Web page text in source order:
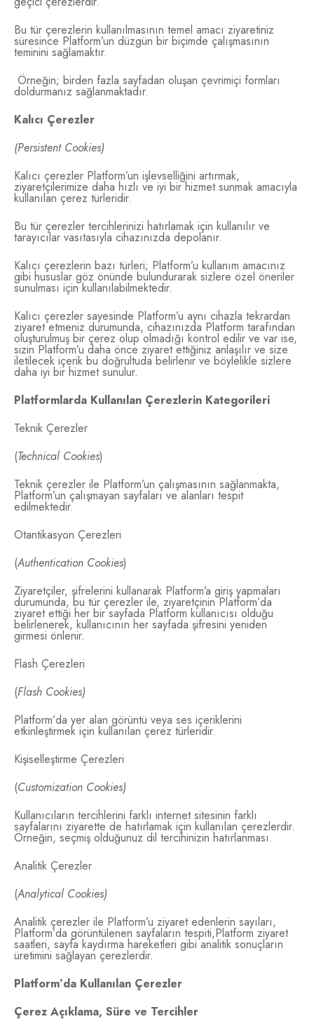
Bu tür çerezlerin kullanılmasının temel amacı ziyaretiniz
süresince Platform’un düzgün bir biçimde çalışmasının
teminini sağlamaktır.
Örneğin; birden fazla sayfadan oluşan çevrimiçi formları
doldurmanız sağlanmaktadır.
Kalıcı Çerezler
(Persistent Cookies)
Kalıcı çerezler Platform’un işlevselliğini artırmak,
ziyaretçilerimize daha hızlı ve iyi bir hizmet sunmak amacıyla
kullanılan çerez türleridir.
Bu tür çerezler tercihlerinizi hatırlamak için kullanılır ve
tarayıcılar vasıtasıyla cihazınızda depolanır.
Kalıcı çerezlerin bazı türleri; Platform’u kullanım amacınız
gibi hususlar göz önünde bulundurarak sizlere özel öneriler
sunulması için kullanılabilmektedir.
Kalıcı çerezler sayesinde Platform’u aynı cihazla tekrardan
ziyaret etmeniz durumunda, cihazınızda Platform tarafından
oluşturulmuş bir çerez olup olmadığı kontrol edilir ve var ise,
sizin Platform’u daha önce ziyaret ettiğiniz anlaşılır ve size
iletilecek içerik bu doğrultuda belirlenir ve böylelikle sizlere
daha iyi bir hizmet sunulur.
Platformlarda Kullanılan Çerezlerin Kategorileri
Teknik Çerezler
(Technical Cookies)
Teknik çerezler ile Platform’un çalışmasının sağlanmakta,
Platform’un çalışmayan sayfaları ve alanları tespit
edilmektedir.
Otantikasyon Çerezleri
(Authentication Cookies)
Ziyaretçiler, şifrelerini kullanarak Platform’a giriş yapmaları
durumunda, bu tür çerezler ile, ziyaretçinin Platform’da
ziyaret ettiği her bir sayfada Platform kullanıcısı olduğu
belirlenerek, kullanıcının her sayfada şifresini yeniden
girmesi önlenir.
Flash Çerezleri
(Flash Cookies)
Platform’da yer alan görüntü veya ses içeriklerini
etkinleştirmek için kullanılan çerez türleridir.
Kişiselleştirme Çerezleri
(Customization Cookies)
Kullanıcıların tercihlerini farklı internet sitesinin farklı
sayfalarını ziyarette de hatırlamak için kullanılan çerezlerdir.
Örneğin, seçmiş olduğunuz dil tercihinizin hatırlanması.
Analitik Çerezler
(Analytical Cookies)
Analitik çerezler ile Platform’u ziyaret edenlerin sayıları,
Platform’da görüntülenen sayfaların tespiti,Platform ziyaret
saatleri, sayfa kaydırma hareketleri gibi analitik sonuçların
üretimini sağlayan çerezlerdir.
Platform’da Kullanılan Çerezler
Çerez Açıklama, Süre ve Tercihler